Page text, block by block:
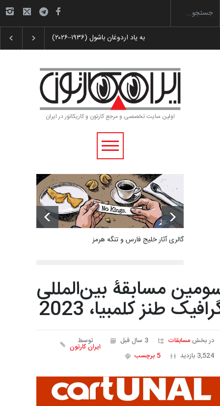
به یاد اردوغان باشول (۱۹۳۶–۲۰۲۶) لیست شرکت کنندگان یازدهمین جشنواره بین‌المل…
اولین سایت تخصصی و مرجع کارتون و کاریکاتور در ایران
گالری آثار خلیج فارس و تنگه هرمز
مسابقۀ بین‌المللی
طنز کلمبیا، 2023
در بخشمسابقات 3 سال قبل توسط
ایران کارتون
3,524 بازدید
5 برچسب